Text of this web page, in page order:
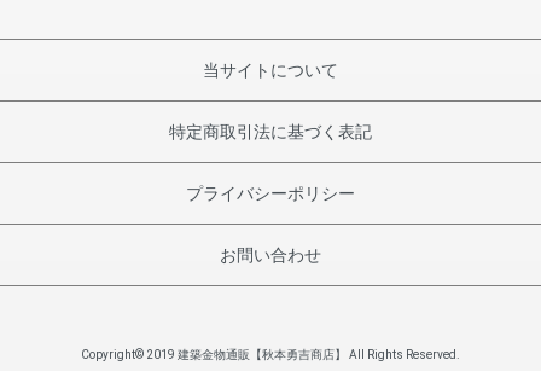
当サイトについて
特定商取引法に基づく表記
プライバシーポリシー
お問い合わせ
Copyright© 2019 建築金物通販【秋本勇吉商店】 All Rights Reserved.